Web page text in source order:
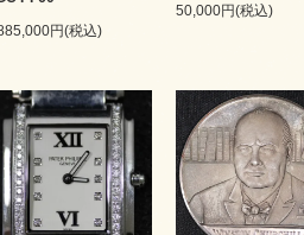
円(税込)
50,000円(税込)